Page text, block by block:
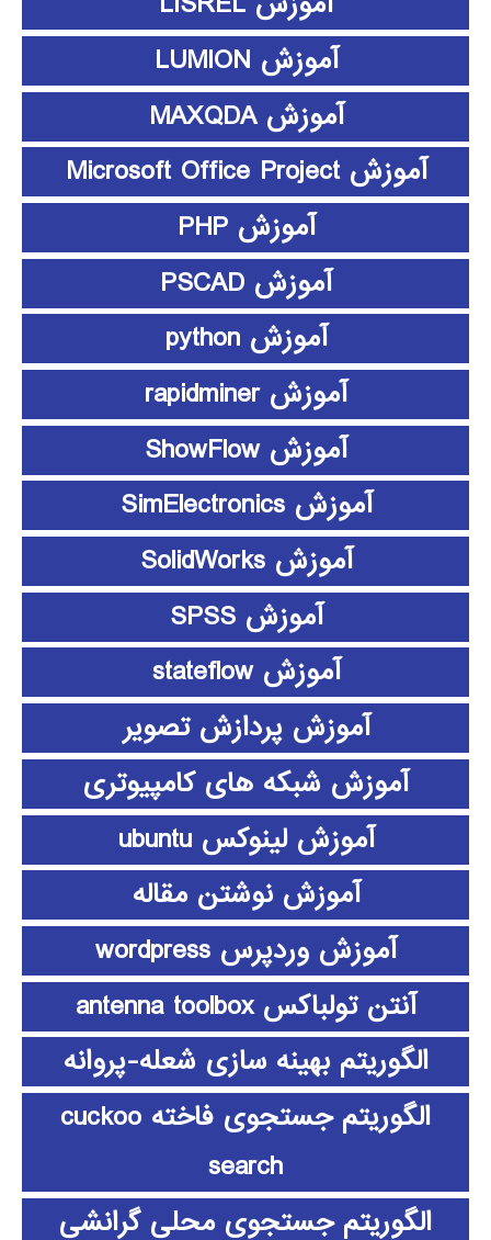
آموزش LUMION
آموزش MAXQDA
آموزش Microsoft Office Project
آموزش PHP
آموزش PSCAD
آموزش python
آموزش rapidminer
آموزش ShowFlow
آموزش SimElectronics
آموزش SolidWorks
آموزش SPSS
آموزش stateflow
آموزش پردازش تصویر
آموزش شبکه های کامپیوتری
آموزش لینوکس ubuntu
آموزش نوشتن مقاله
آموزش وردپرس wordpress
آنتن تولباکس antenna toolbox
الگوریتم بهینه سازی شعله-پروانه
الگوریتم جستجوی فاخته cuckoo
search
الگوریتم جستجوی محلی گرانشی